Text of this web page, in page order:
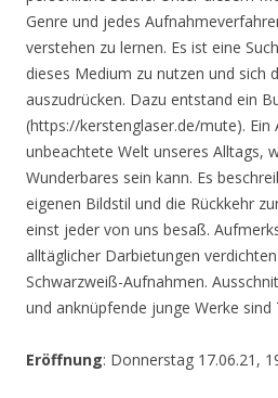
Genre und jedes
verstehen zu lernen. Es ist eine
dieses Medium zu nutzen und sich
auszudrücken. Dazu entstand ein
(https://kerstenglaser.de/mute). Ein
unbeachtete Welt unseres Alltags,
Wunderbares sein kann. Es
eigenen Bildstil und die Rückkehr
einst jeder von uns besaß.
alltäglicher Darbietungen
Schwarzweiß-Aufnahmen.
und anknüpfende junge Werke sind
Eröffnung: Donnerstag 17.06.21,